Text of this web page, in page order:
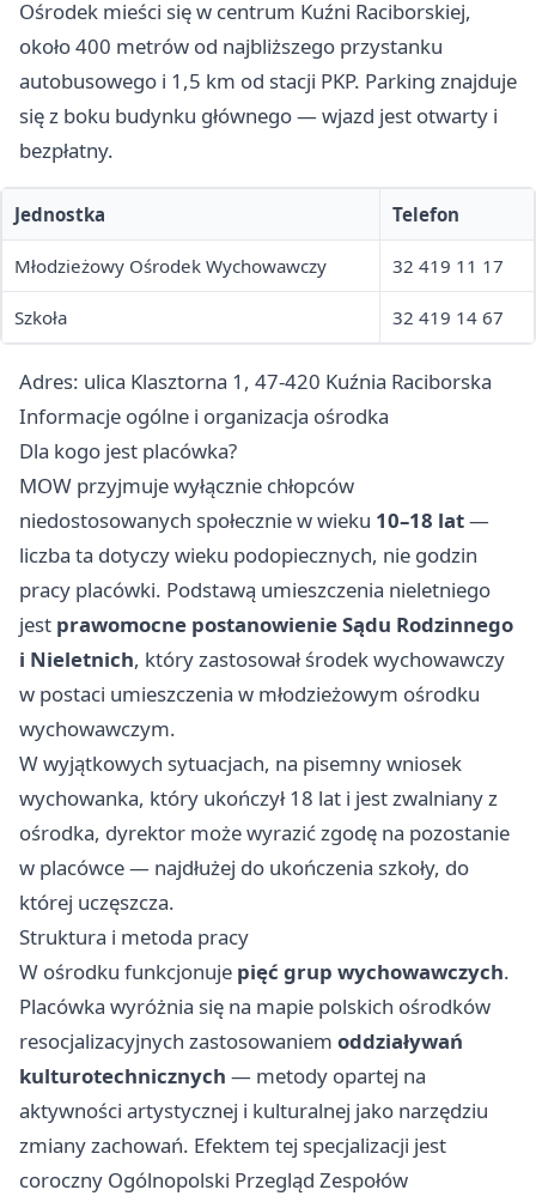
Ośrodek mieści się w centrum Kuźni Raciborskiej,
około 400 metrów od najbliższego przystanku
autobusowego i 1,5 km od stacji PKP. Parking znajduje
się z boku budynku głównego — wjazd jest otwarty i
bezpłatny.
Jednostka Telefon
Młodzieżowy Ośrodek Wychowawczy 32 419 11 17
Szkoła 32 419 14 67
Adres: ulica Klasztorna 1, 47-420 Kuźnia Raciborska
Informacje ogólne i organizacja ośrodka
Dla kogo jest placówka?
MOW przyjmuje wyłącznie chłopców
niedostosowanych społecznie w wieku 10–18 lat—
liczba ta dotyczy wieku podopiecznych, nie godzin
pracy placówki. Podstawą umieszczenia nieletniego
jest prawomocne postanowienie Sądu Rodzinnego
i Nieletnich, który zastosował środek wychowawczy
w postaci umieszczenia w młodzieżowym ośrodku
wychowawczym.
W wyjątkowych sytuacjach, na pisemny wniosek
wychowanka, który ukończył 18 lat i jest zwalniany z
ośrodka, dyrektor może wyrazić zgodę na pozostanie
w placówce — najdłużej do ukończenia szkoły, do
której uczęszcza.
Struktura i metoda pracy
W ośrodku funkcjonuje pięć grup wychowawczych.
Placówka wyróżnia się na mapie polskich ośrodków
resocjalizacyjnych zastosowaniem oddziaływań
kulturotechnicznych — metody opartej na
aktywności artystycznej i kulturalnej jako narzędziu
zmiany zachowań. Efektem tej specjalizacji jest
coroczny Ogólnopolski Przegląd Zespołów